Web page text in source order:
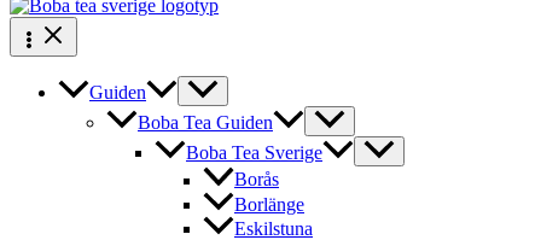
Guiden
Boba Tea Guiden
Boba Tea Sverige
Borås
Borlänge
Eskilstuna